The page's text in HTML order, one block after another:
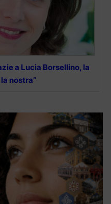
a Lucia Borsellino, la
nostra”